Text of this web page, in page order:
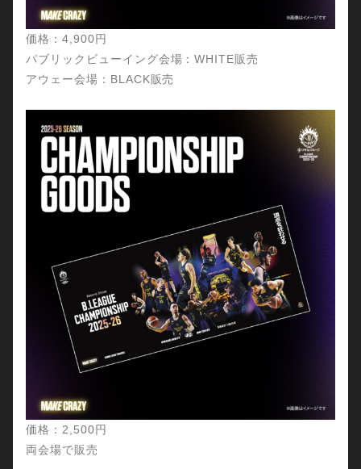
価格：4,900円
パブリックビューイング会場：WHITE販売
アウェー会場：BLACK販売
価格：2,500円
両会場で販売